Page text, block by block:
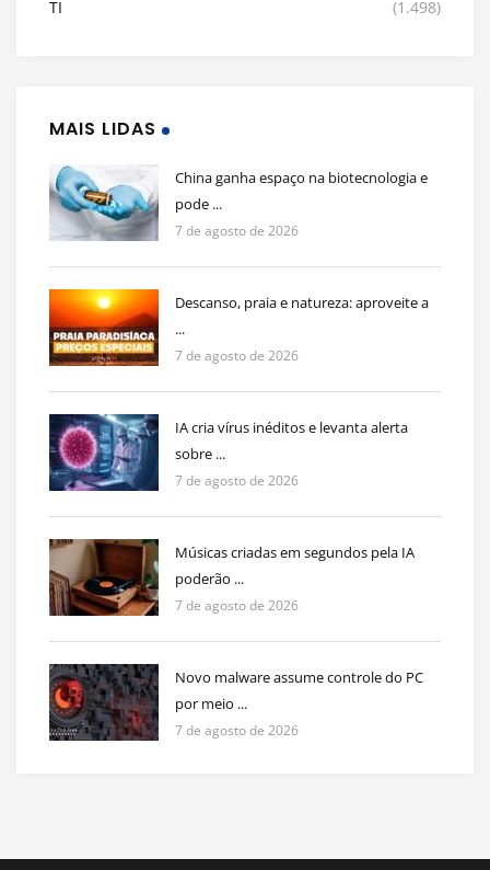
TI
(1.498)
MAIS LIDAS
China ganha espaço na biotecnologia e
pode ...
7 de agosto de 2026
Descanso, praia e natureza: aproveite a
...
7 de agosto de 2026
IA cria vírus inéditos e levanta alerta
sobre ...
7 de agosto de 2026
Músicas criadas em segundos pela IA
poderão ...
7 de agosto de 2026
Novo malware assume controle do PC
por meio ...
7 de agosto de 2026